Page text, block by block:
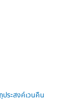
ระสงค์เวนคืน